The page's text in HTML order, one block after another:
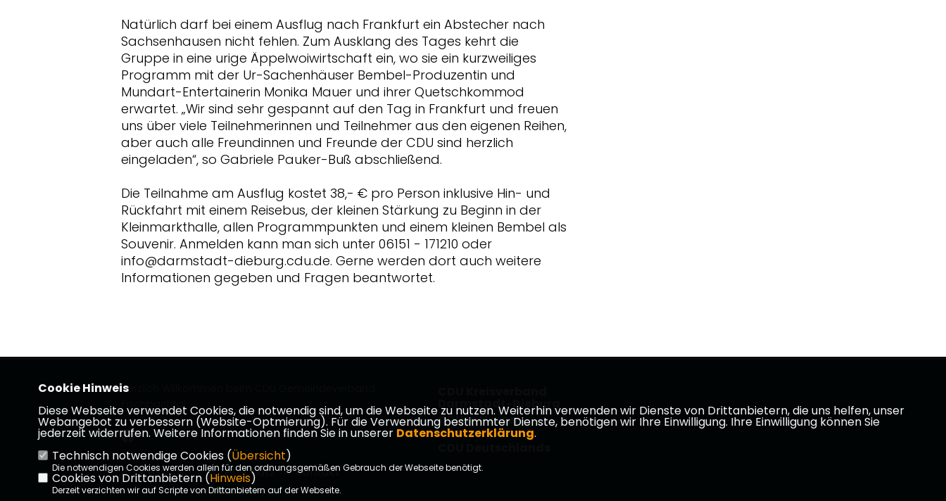
Natürlich darf bei einem Ausflug nach Frankfurt ein Abstecher nach
Sachsenhausen nicht fehlen. Zum Ausklang des Tages kehrt die
Gruppe in eine urige Äppelwoiwirtschaft ein, wo sie ein kurzweiliges
Programm mit der Ur-Sachenhäuser Bembel-Produzentin und
Mundart-Entertainerin Monika Mauer und ihrer Quetschkommod
erwartet. „Wir sind sehr gespannt auf den Tag in Frankfurt und freuen
uns über viele Teilnehmerinnen und Teilnehmer aus den eigenen Reihen,
aber auch alle Freundinnen und Freunde der CDU sind herzlich
eingeladen“, so Gabriele Pauker-Buß abschließend.
Die Teilnahme am Ausflug kostet 38,- € pro Person inklusive Hin- und
Rückfahrt mit einem Reisebus, der kleinen Stärkung zu Beginn in der
Kleinmarkthalle, allen Programmpunkten und einem kleinen Bembel als
Souvenir. Anmelden kann man sich unter 06151 - 171210 oder
info@darmstadt-dieburg.cdu.de. Gerne werden dort auch weitere
Informationen gegeben und Fragen beantwortet.
Herzlich Willkommen beim CDU Gemeindeverband
Fischbachtal
Impressum Datenschutz Kontakt
Darmstadt-Dieburg
CDU in Hessen
Cookie Hinweis
Diese Webseite verwendet Cookies, die notwendig sind, um die Webseite zu nutzen. Weiterhin verwenden wir Dienste von Drittanbietern, die uns helfen, unser
Webangebot zu verbessern (Website-Optmierung). Für die Verwendung bestimmter Dienste, benötigen wir Ihre Einwilligung. Ihre Einwilligung können Sie
jederzeit widerrufen. Weitere Informationen finden Sie in unserer Datenschutzerklärung.
Technisch notwendige Cookies (Übersicht)
Die notwendigen Cookies werden allein für den ordnungsgemäßen Gebrauch der Webseite benötigt.
Cookies von Drittanbietern (Hinweis)
Derzeit verzichten wir auf Scripte von Drittanbietern auf der Webseite.